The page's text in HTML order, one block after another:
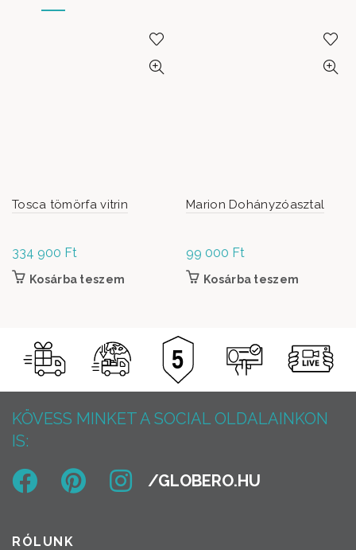
Tosca tömörfa vitrin
334 900 Ft
Kosárba teszem
Marion Dohányzóasztal
99 000 Ft
Kosárba teszem
KÖVESS MINKET A SOCIAL OLDALAINKON
IS:
RÓLUNK